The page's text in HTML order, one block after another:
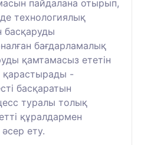
пайдалана отырып,
технологиялық
басқаруды
бағдарламалық
қамтамасыз ететін
қарастырады -
басқаратын
туралы толық
құралдармен
ету.